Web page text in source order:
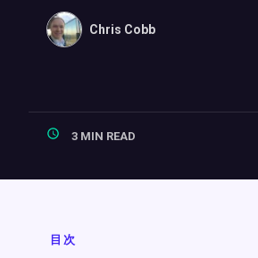
Chris Cobb
3 MIN READ
目次